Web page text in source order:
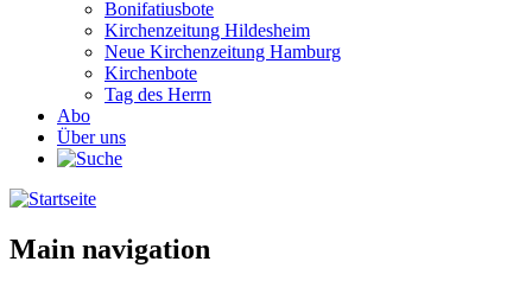
Bonifatiusbote
Kirchenzeitung Hildesheim
Neue Kirchenzeitung Hamburg
Kirchenbote
Tag des Herrn
Abo
Über uns
Main navigation